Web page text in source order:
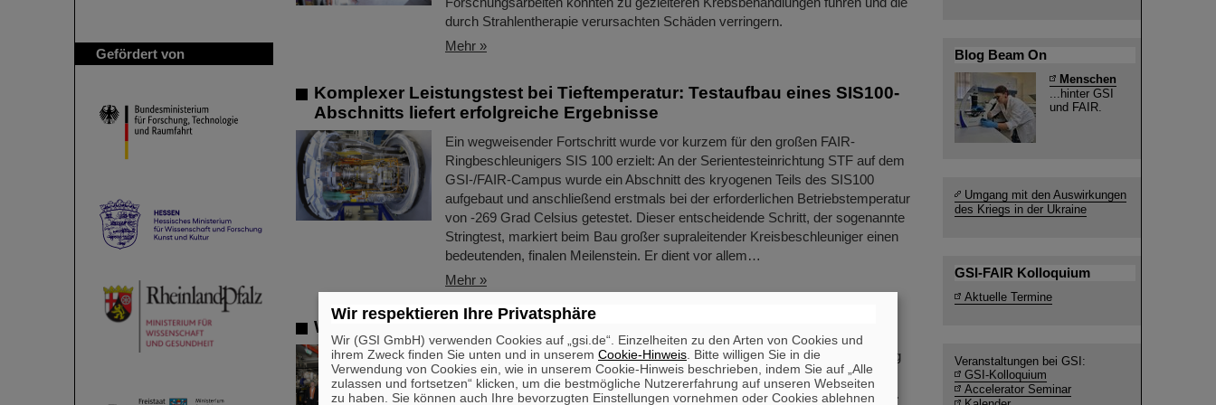
Gefördert von
durch Strahlentherapie verursachten Schäden verringern.
Mehr »
Komplexer Leistungstest bei Tieftemperatur: Testaufbau eines SIS100-
Abschnitts liefert erfolgreiche Ergebnisse
Ein wegweisender Fortschritt wurde vor kurzem für den großen FAIR-
Ringbeschleunigers SIS 100 erzielt: An der Serientesteinrichtung STF auf dem
GSI-/FAIR-Campus wurde ein Abschnitt des kryogenen Teils des SIS100
aufgebaut und anschließend erstmals bei der erforderlichen Betriebstemperatur
von -269 Grad Celsius getestet. Dieser entscheidende Schritt, der sogenannte
Stringtest, markiert beim Bau großer supraleitender Kreisbeschleuniger einen
bedeutenden, finalen Meilenstein. Er dient vor allem…
Mehr »
Wissenschaftsausschuss der Stadt Darmstadt bei GSI und FAIR
Der Ausschuss für Wirtschaftsförderung, Wissenschaft und Bürgerbeteiligung
der Stadt Darmstadt besuchte kürzlich das GSI Helmholtzzentrum für
Schwerionenforschung und die FAIR Facility for Antiproton and Ion Research.
Blog Beam On
Menschen
...hinter GSI
und FAIR.
Umgang mit den Auswirkungen
des Kriegs in der Ukraine
GSI-FAIR Kolloquium
Aktuelle Termine
Veranstaltungen bei GSI:
GSI-Kolloquium
Accelerator Seminar
Wir respektieren Ihre Privatsphäre
Wir (GSI GmbH) verwenden Cookies auf „gsi.de“. Einzelheiten zu den Arten von Cookies und
ihrem Zweck finden Sie unten und in unserem Cookie-Hinweis . Bitte willigen Sie in die
Verwendung von Cookies ein, wie in unserem Cookie-Hinweis beschrieben, indem Sie auf „Alle
zulassen und fortsetzen“ klicken, um die bestmögliche Nutzererfahrung auf unseren Webseiten
zu haben. Sie können auch Ihre bevorzugten Einstellungen vornehmen oder Cookies ablehnen